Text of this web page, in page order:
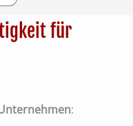
für
: